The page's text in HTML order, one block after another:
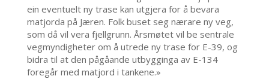
ein eventuelt ny trase kan utgjera for å bevara
matjorda på Jæren. Folk buset seg nærare ny veg,
som då vil vera fjellgrunn. Årsmøtet vil be sentrale
vegmyndigheter om å utrede ny trase for E-39, og
bidra til at den pågåande utbygginga av E-134
foregår med matjord i tankene.»